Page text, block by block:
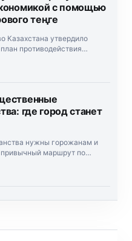
с помощью
теңге
Казахстана утвердило
противодействия
премьер-министр
где город станет
нужны горожанам и
привычный маршрут по